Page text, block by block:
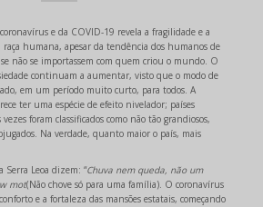
e da COVID-19 revela a fragilidade e a
humana, apesar da tendência dos humanos de
não se importassem com quem criou o mundo. O
continuam a aumentar, visto que o modo de
em um período muito curto, para todos. A
ter uma espécie de efeito nivelador; países
foram classificados como não tão grandiosos,
Na verdade, quanto maior o país, mais
Serra Leoa dizem: “Chuva nem queda, não um
mot(Não chove só para uma família). O coronavírus
e a fortaleza das mansões estatais, começando